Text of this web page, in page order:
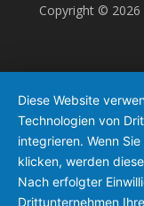
Copyright © 2026
Diese Website
Technologien von
integrieren. Wenn
klicken, werden
Nach erfolgter
Drittunternehmen